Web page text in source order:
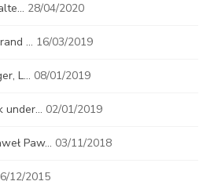
28/04/2020
… 16/03/2019
L… 08/01/2019
under… 02/01/2019
Paw… 03/11/2018
12/2015